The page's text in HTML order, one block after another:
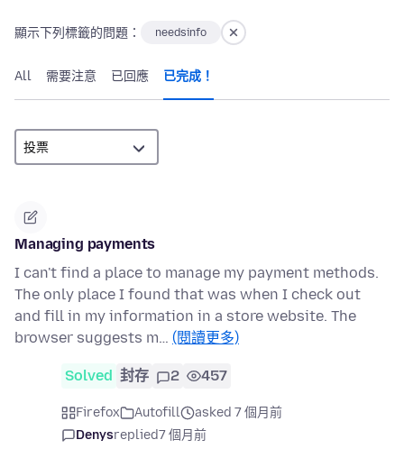
顯示下列標籤的問題： needsinfo
All 需要注意 已回應 已完成！
Managing payments
I can't find a place to manage my payment methods.
The only place I found that was when I check out
and fill in my information in a store website. The
browser suggests m… (閱讀更多)
Solved 封存 2 457
Firefox Autofill
asked 7 個月前
Denysreplied7 個月前